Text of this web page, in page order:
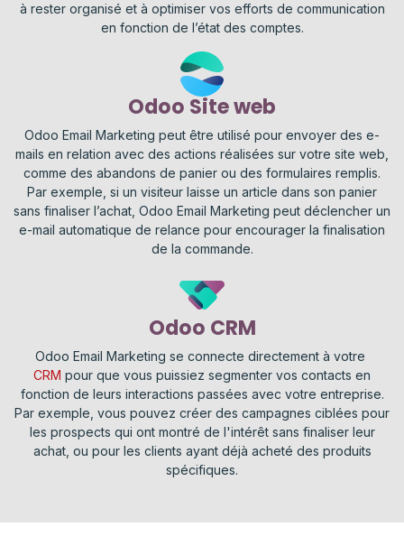
à rester organisé et à optimiser vos efforts de communication
en fonction de l’état des comptes.
Odoo Site web
Odoo Email Marketing peut être utilisé pour envoyer des e-
mails en relation avec des actions réalisées sur votre site web,
comme des abandons de panier ou des formulaires remplis.
Par exemple, si un visiteur laisse un article dans son panier
sans finaliser l’achat, Odoo Email Marketing peut déclencher un
e-mail automatique de relance pour encourager la finalisation
de la commande.
Odoo CRM
Odoo Email Marketing se connecte directement à votre ​
CRM pour que vous puissiez segmenter vos contacts en
fonction de leurs interactions passées avec votre entreprise.
Par exemple, vous pouvez créer des campagnes ciblées pour
les prospects qui ont montré de l'intérêt sans finaliser leur
achat, ou pour les clients ayant déjà acheté des produits
spécifiques.